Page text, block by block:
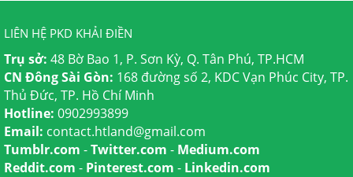
LIÊN HỆ PKD KHẢI ĐIỀN
Trụ sở: 48 Bờ Bao 1, P. Sơn Kỳ, Q. Tân Phú, TP.HCM
CN Đông Sài Gòn: 168 đường số 2, KDC Vạn Phúc City, TP.
Thủ Đức, TP. Hồ Chí Minh
Hotline: 0902993899
Email: contact.htland@gmail.com
Tumblr.com -Twitter.com - Medium.com
Reddit.com - Pinterest.com - Linkedin.com